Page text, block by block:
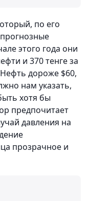
по его
этого года они
и 370 тенге за
дороже $60,
нам указать,
хотя бы
предпочитает
давления на
прозрачное и